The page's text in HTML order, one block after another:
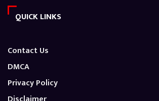
QUICK LINKS
Contact Us
DMCA
Privacy Policy